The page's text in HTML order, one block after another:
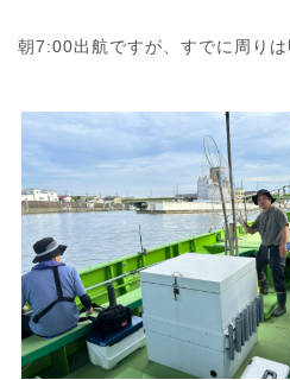
朝7:00出航ですが、すでに周りは